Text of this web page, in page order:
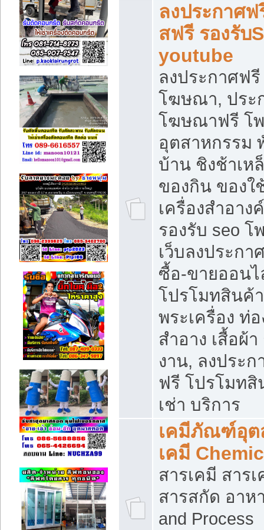
ลงประกาศ
สฟรี รองรับ
youtube
ลงประกาศฟ
โฆษณา, ประ
โฆษณาฟรี โ
อุตสาหกรรม
บ้าน ชิงช้าเห
ของกิน ของใ
เครื่องสำอา
รองรับ seo โ
เว็บลงประก
ซื้อ-ขายออน
โปรโมทสินค้
พระเครื่อง ท่อ
สำอาง เสื้อผ้
งาน, ลงประ
ฟรี โปรโมท
เช่า บริการ
เคมีภัณฑ์อุต
เคมี
สารเคมี สาร
สารสกัด อาห
and Process